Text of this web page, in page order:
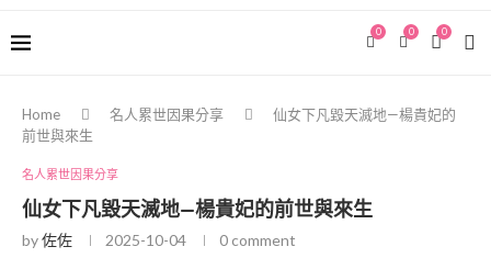
0
0
0
Home 名人累世因果分享
仙女下凡毀天滅地—楊貴妃的
前世與來生
名人累世因果分享
仙女下凡毀天滅地—楊貴妃的前世與來生
by佐佐 2025-10-04 0 comment